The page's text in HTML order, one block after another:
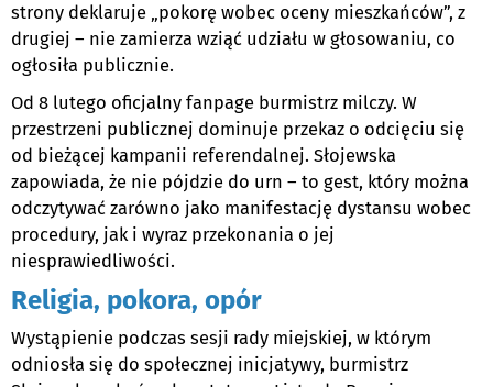
strony deklaruje „pokorę wobec oceny mieszkańców”, z
drugiej – nie zamierza wziąć udziału w głosowaniu, co
ogłosiła publicznie.
Od 8 lutego oficjalny fanpage burmistrz milczy. W
przestrzeni publicznej dominuje przekaz o odcięciu się
od bieżącej kampanii referendalnej. Słojewska
zapowiada, że nie pójdzie do urn – to gest, który można
odczytywać zarówno jako manifestację dystansu wobec
procedury, jak i wyraz przekonania o jej
niesprawiedliwości.
Religia, pokora, opór
Wystąpienie podczas sesji rady miejskiej, w którym
odniosła się do społecznej inicjatywy, burmistrz